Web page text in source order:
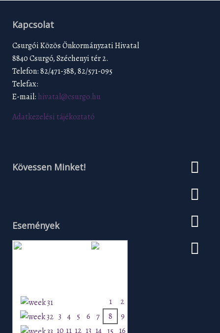
Kapcsolat
Csurgói Közös Önkormányzati Hivatal
8840 Csurgó, Széchenyi tér 2.
Telefon: 82/471-388, 82/571-095
Telefax:
E-mail: hivatal@csurgo.hu
Adatkezelési tájékoztató
Kövessen Minket!
Események
1
2
3 4 5 6 7 8
9
10 11 12 13 14 16